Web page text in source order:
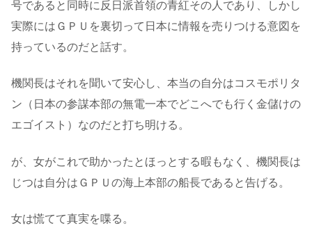
号であると同時に反日派首領の青紅その人であり、しかし
実際にはＧＰＵを裏切って日本に情報を売りつける意図を
持っているのだと話す。
機関長はそれを聞いて安心し、本当の自分はコスモポリタ
ン（日本の参謀本部の無電一本でどこへでも行く金儲けの
エゴイスト）なのだと打ち明ける。
が、女がこれで助かったとほっとする暇もなく、機関長は
じつは自分はＧＰＵの海上本部の船長であると告げる。
女は慌てて真実を喋る。